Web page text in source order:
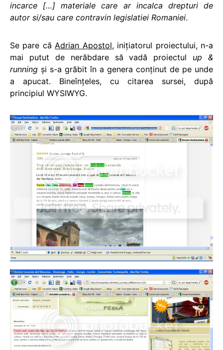
incarce […] materiale care ar incalca drepturi de
autor si/sau care contravin legislatiei Romaniei.
Se pare căAdrian Apostol, iniţiatorul proiectului, n-a
mai putut de nerăbdare să vadă proiectul up &
running şi s-a grăbit în a genera conţinut de pe unde
a apucat. Bineînţeles, cu citarea sursei, după
principiul WYSIWYG.